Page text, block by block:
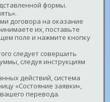
формы.
договора на оказание
их, поставьте
поле и нажмите кнопку
следует совершить
следуя инструкциям
действий, система
«Состояние заявки»,
вашего перевода.